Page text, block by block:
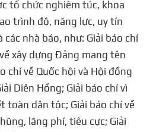
tổ chức nghiêm túc, khoa
trình độ, năng lực, uy tín
các nhà báo, như: Giải báo chí
xây dựng Đảng mang tên
chí về Quốc hội và Hội đồng
Diên Hồng; Giải báo chí vì
toàn dân tộc; Giải báo chí về
lãng phí, tiêu cực; Giải